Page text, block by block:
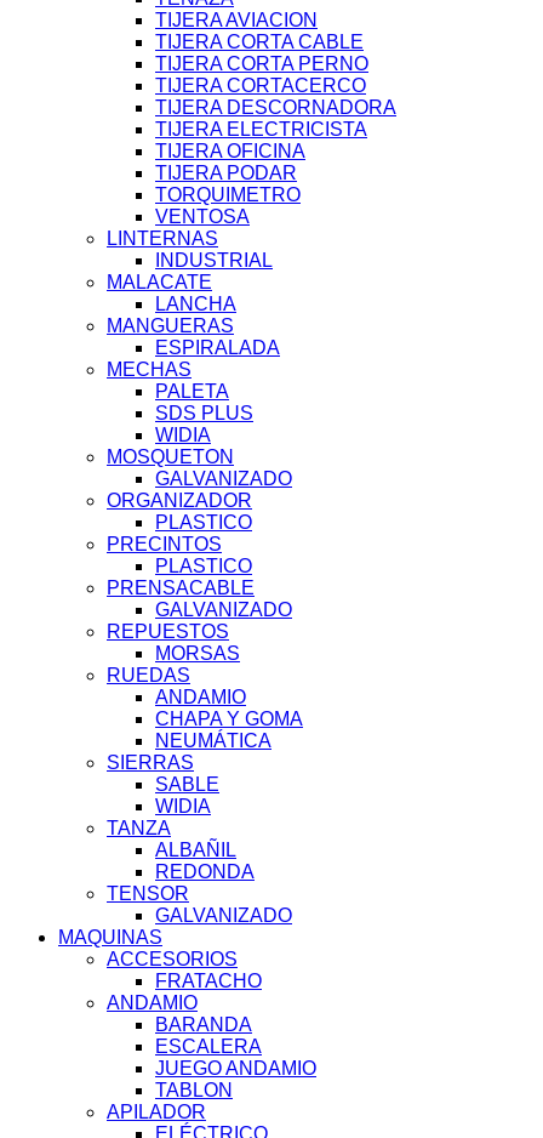
TIJERA AVIACION
TIJERA CORTA CABLE
TIJERA CORTA PERNO
TIJERA CORTACERCO
TIJERA DESCORNADORA
TIJERA ELECTRICISTA
TIJERA OFICINA
TIJERA PODAR
TORQUIMETRO
VENTOSA
LINTERNAS
INDUSTRIAL
MALACATE
LANCHA
MANGUERAS
ESPIRALADA
MECHAS
PALETA
SDS PLUS
WIDIA
MOSQUETON
GALVANIZADO
ORGANIZADOR
PLASTICO
PRECINTOS
PLASTICO
PRENSACABLE
GALVANIZADO
REPUESTOS
MORSAS
RUEDAS
ANDAMIO
CHAPA Y GOMA
NEUMÁTICA
SIERRAS
SABLE
WIDIA
TANZA
ALBAÑIL
REDONDA
TENSOR
GALVANIZADO
MAQUINAS
ACCESORIOS
FRATACHO
ANDAMIO
BARANDA
ESCALERA
JUEGO ANDAMIO
TABLON
APILADOR
ELÉCTRICO